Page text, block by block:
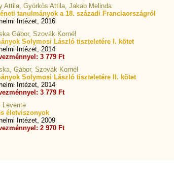
Attila, Györkös Attila, Jakab Melinda
tanulmányok a 18. századi Franciaországról
Intézet, 2016
Gábor, Szovák Kornél
Solymosi László tiszteletére I. kötet
Intézet, 2014
3 779 Ft
Gábor, Szovák Kornél
Solymosi László tiszteletére II. kötet
Intézet, 2014
3 779 Ft
Levente
életviszonyok
Intézet, 2009
2 970 Ft